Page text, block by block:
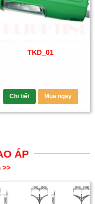
TKD_01
Chi tiết Mua ngay
ÁP
>>